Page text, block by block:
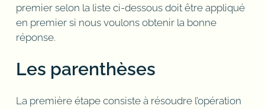
premier selon la liste ci-dessous doit être appliqué
en premier si nous voulons obtenir la bonne
réponse.
Les parenthèses
La première étape consiste à résoudre l’opération